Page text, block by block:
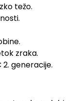
težo.
zraka.
2. generacije.